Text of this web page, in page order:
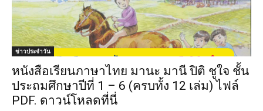
ข่าวประจำวัน
หนังสือเรียนภาษาไทย มานะ มานี ปิติ ชูใจ ชั้น
ประถมศึกษาปีที่ 1 – 6 (ครบทั้ง 12 เล่ม) ไฟล์
PDF. ดาวน์โหลดที่นี่